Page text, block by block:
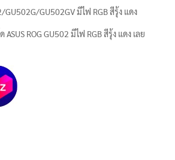
GU502G/GU502GV มีไฟ RGB สีรุ้ง แดง
ROG GU502 มีไฟ RGB สีรุ้ง แดง เลย